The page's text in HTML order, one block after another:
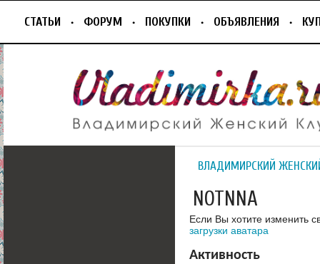
СТАТЬИ ФОРУМ ПОКУПКИ ОБЪЯВЛЕНИЯ
ВЛАДИМИРСКИЙ
NOTNNA
Если Вы хотите изменить
загрузки аватара
Активность